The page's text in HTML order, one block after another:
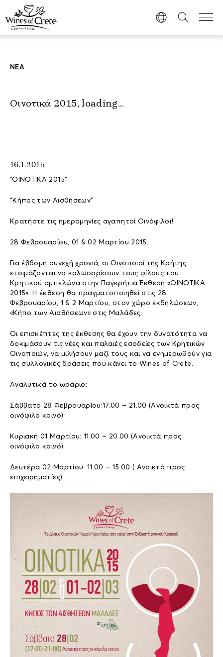
ΝΕΑ
Οινοτικά 2015, loading…
16.1.2015
“ΟΙΝΟΤΙΚΑ 2015”
“Κήπος των Αισθήσεων”
Κρατήστε τις ημερομηνίες αγαπητοί Οινόφιλοι!
28 Φεβρουαρίου, 01 & 02 Μαρτίου 2015.
Για έβδομη συνεχή χρονιά, οι Οινοποιοί της Κρήτης
ετοιμάζονται να καλωσορίσουν τους φίλους του
Κρητικού αμπελώνα στην Παγκρήτια Έκθεση «ΟΙΝΟΤΙΚΑ
2015». Η έκθεση θα πραγματοποιηθεί στις 28
Φεβρουαρίου, 1 & 2 Μαρτίου, στον χώρο εκδηλώσεων,
«Κήπο των Αισθήσεων» στις Μαλάδες.
Οι επισκέπτες της έκθεσης θα έχουν την δυνατότητα να
δοκιμάσουν τις νέες και παλαιές εσοδείες των Κρητικών
Οινοποιών, να μιλήσουν μαζί τους και να ενημερωθούν για
τις συλλογικές δράσεις που κάνει το Wines of Crete.
Αναλυτικά το ωράριο:
Σάββατο 28 Φεβρουαρίου:17.00 – 21.00 (Ανοικτά προς
οινόφιλο κοινό)
Κυριακή 01 Μαρτίου: 11.00 – 20.00 (Ανοικτά προς
οινόφιλο κοινό)
Δευτέρα 02 Μαρτίου: 11.00 – 15.00 ( Ανοικτά προς
επιχειρηματίες)